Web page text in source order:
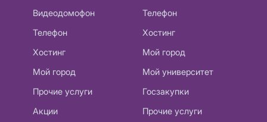
Видеодомофон
Телефон
Хостинг
Мой город
Прочие услуги
Акции
Телефон
Хостинг
Мой город
Мой университет
Госзакупки
Прочие услуги